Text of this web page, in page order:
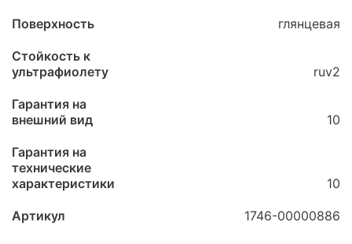
Поверхность глянцевая
Стойкость к
ультрафиолету
ruv2
Гарантия на
внешний вид
10
Гарантия на
технические
характеристики
10
Артикул 1746-00000886